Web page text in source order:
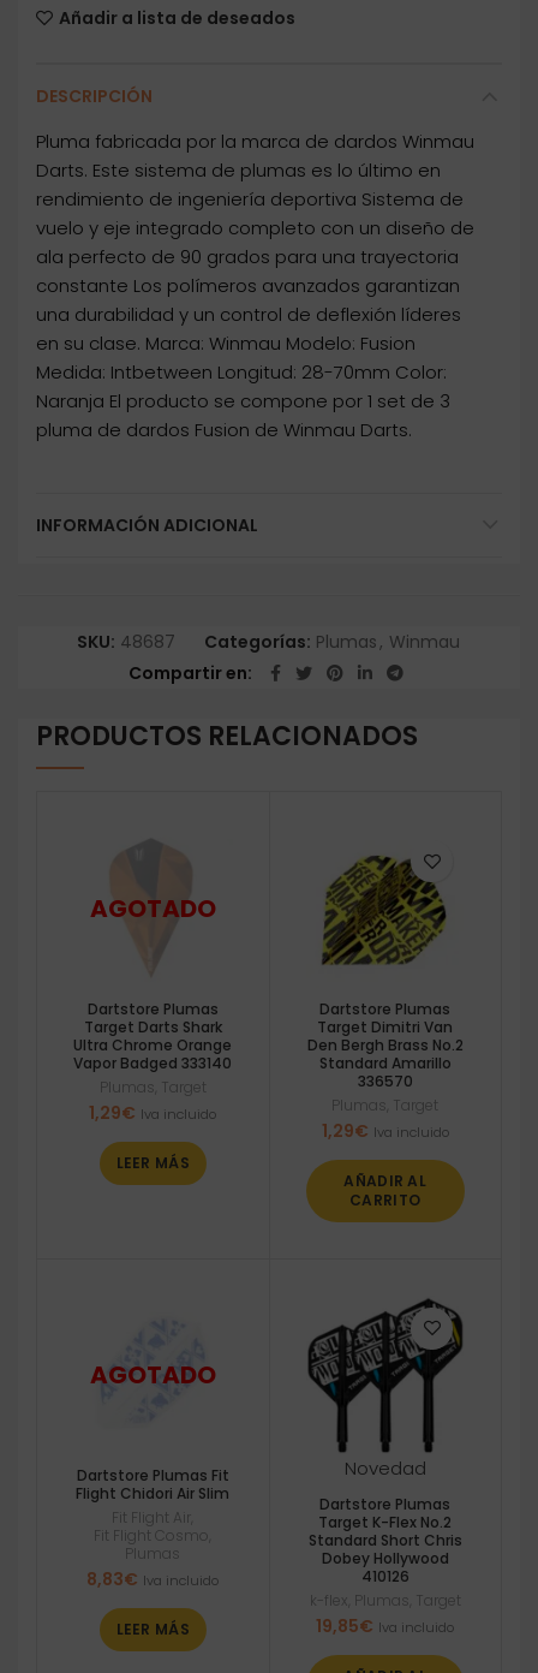
Añadir a lista de deseados
DESCRIPCIÓN
Pluma fabricada por la marca de dardos Winmau
Darts. Este sistema de plumas es lo último en
rendimiento de ingeniería deportiva Sistema de
vuelo y eje integrado completo con un diseño de
ala perfecto de 90 grados para una trayectoria
constante Los polímeros avanzados garantizan
una durabilidad y un control de deflexión líderes
en su clase. Marca: Winmau Modelo: Fusion
Medida: Intbetween Longitud: 28-70mm Color:
Naranja El producto se compone por 1 set de 3
pluma de dardos Fusion de Winmau Darts.
INFORMACIÓN ADICIONAL
SKU: 48687 Categorías: Plumas, Winmau
Compartir en
PRODUCTOS RELACIONADOS
Dartstore Plumas
Target Darts Shark
Ultra Chrome Orange
Vapor Badged 333140
Plumas Target
1,29€ Iva incluido
LEER MÁS
Dartstore Plumas
Target Dimitri Van
Den Bergh Brass No.2
Standard Amarillo
336570
Plumas Target
1,29€ Iva incluido
AÑADIR AL
CARRITO
Dartstore Plumas Fit
Flight Chidori Air Slim
Fit Flight Air
Fit Flight Cosmo
Plumas
8,83€ Iva incluido
LEER MÁS
Novedad
Dartstore Plumas
Target K-Flex No.2
Standard Short Chris
Dobey Hollywood
410126
k-flex Plumas Target
19,85€ Iva incluido